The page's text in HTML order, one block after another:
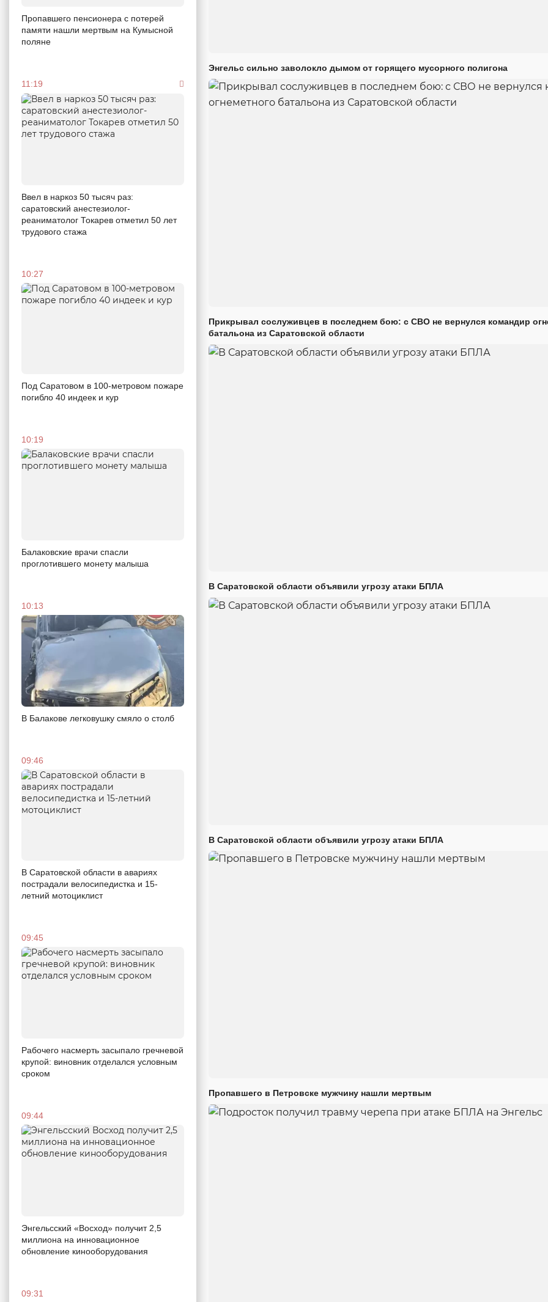
Пропавшего пенсионера с потерей
памяти нашли мертвым на Кумысной
поляне
11:19
Ввел в наркоз 50 тысяч раз:
саратовский анестезиолог-
реаниматолог Токарев отметил 50 лет
трудового стажа
10:27
Под Саратовом в 100-метровом пожаре
погибло 40 индеек и кур
10:19
Балаковские врачи спасли
проглотившего монету малыша
10:13
В Балакове легковушку смяло о столб
09:46
В Саратовской области в авариях
пострадали велосипедистка и 15-
летний мотоциклист
09:45
Рабочего насмерть засыпало гречневой
крупой: виновник отделался условным
сроком
09:44
Энгельсский «Восход» получит 2,5
миллиона на инновационное
обновление кинооборудования
09:31
Энгельс сильно заволокло дымом от горящего мусорного полигона
Прикрывал сослуживцев в последнем бою: с СВО не вернулся командир
батальона из Саратовской области
В Саратовской области объявили угрозу атаки БПЛА
В Саратовской области объявили угрозу атаки БПЛА
Пропавшего в Петровске мужчину нашли мертвым